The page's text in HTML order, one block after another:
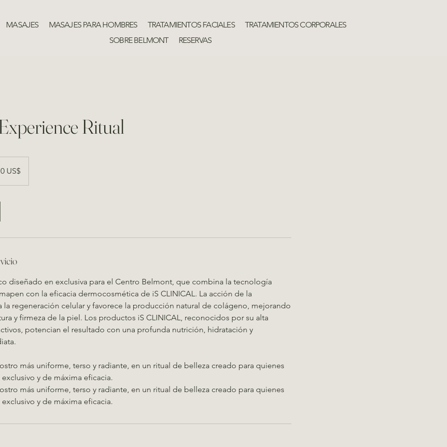
MASAJES MASAJES PARA HOMBRES TRATAMIENTOS FACIALES
TRATAMIENTOS CORPORALES
SOBRE BELMONT
RESERVAS
Ritual
US$
diseñado en exclusiva para el Centro Belmont, que combina la tecnología
con la eficacia dermocosmética de iS CLINICAL. La acción de la
la regeneración celular y favorece la producción natural de colágeno, mejorando
y firmeza de la piel. Los productos iS CLINICAL, reconocidos por su alta
potencian el resultado con una profunda nutrición, hidratación y
más uniforme, terso y radiante, en un ritual de belleza creado para quienes
y de máxima eficacia.
más uniforme, terso y radiante, en un ritual de belleza creado para quienes
y de máxima eficacia.